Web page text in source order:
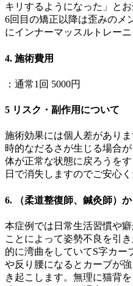
キリするようになった」と
6回目の矯正以降は歪みのメ
にインナーマッスルトレー
4. 施術費用
：通常1回 5000円
5 リスク・副作用について
施術効果には個人差があり
時的なだるさが生じる場合
体が正常な状態に戻ろうを
日で消失しますのでご安心く
6. （柔道整復師、鍼灸師）
本症例では日常生活習慣や
ことによって姿勢不良を引
的に湾曲をしていてS字カー
や反り腰になるとカーブが
き起こします。無理に猫背